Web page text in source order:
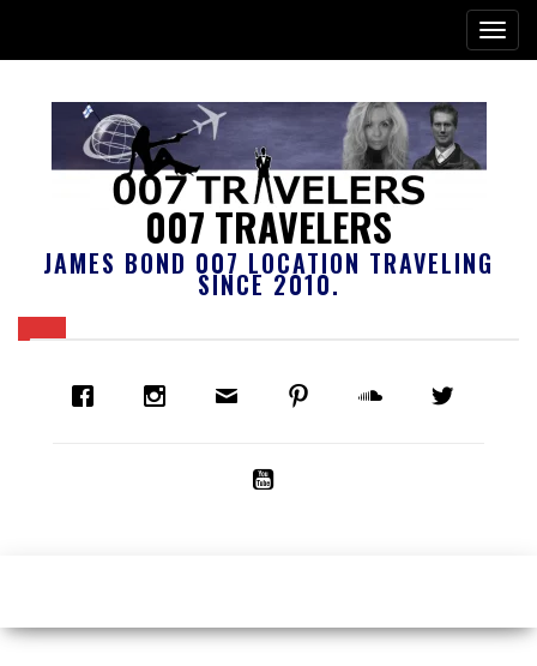
007 TRAVELERS
JAMES BOND 007 LOCATION TRAVELING
SINCE 2010.